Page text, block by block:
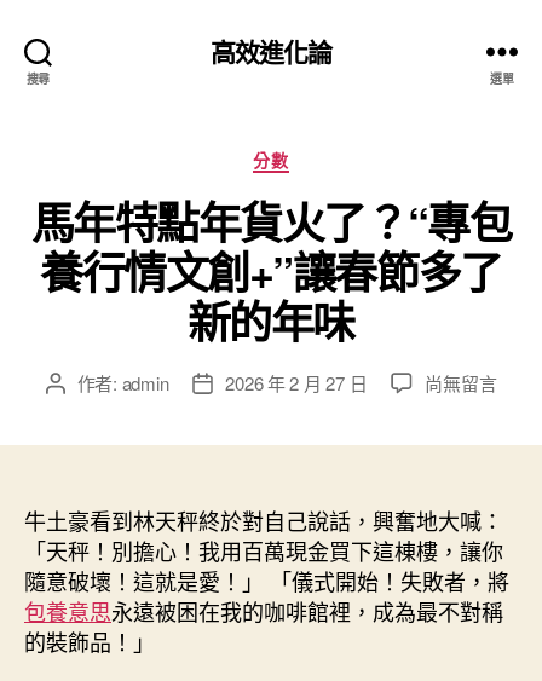
搜尋
高效進化論
選單
分
類
分數
馬年特點年貨火了？“專包
養行情文創+”讓春節多了
新的年味
文 作者: admin
文
期
2026 年 2 月 27 日
在
年
貨
火
了？
“專
尚無留言
牛土豪看到林天秤終於對自己說話，興奮地大喊：
「天秤！別擔心！我用百萬現金買下這棟樓，讓你
隨意破壞！這就是愛！」 「儀式開始！失敗者，將
包養意思永遠被困在我的咖啡館裡，成為最不對稱
的裝飾品！」